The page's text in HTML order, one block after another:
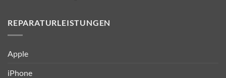
REPARATURLEISTUNGEN
Apple
iPhone